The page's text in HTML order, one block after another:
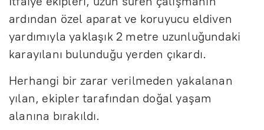
ardından özel aparat ve koruyucu eldiven
yardımıyla yaklaşık 2 metre uzunluğundaki
karayılanı bulunduğu yerden çıkardı.
Herhangi bir zarar verilmeden yakalanan
yılan, ekipler tarafından doğal yaşam
alanına bırakıldı.